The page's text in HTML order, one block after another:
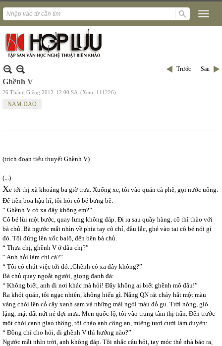
Trước Sau
Ghềnh V
26 Tháng Giêng 2012 12:00 SA (Xem: 111226)
NAM DAO
(trích đoạn tiểu thuyết Ghềnh V)
(...)
Xe tới thị xã khoảng ba giờ trưa. Xuống xe, tôi vào quán cà phê, gọi nước uống.
Để tiền boa hậu hĩ, tôi hỏi cô bé bưng bê:
“ Ghềnh V có xa đây không em?”
Cô bé lùi một bước, quay lưng không đáp. Đi ra sau quầy hàng, cô thì thào với
bà chủ. Bà ngước mắt nhìn về phía tay cô chỉ, đầu lắc, ghé vào tai cô bé nói gì
đó. Tôi đứng lên xốc balô, đến bên bà chủ.
“ Thưa chị, ghềnh V ở đâu chị?”
“ Anh hỏi làm chi cà?”
“ Tôi có chút việc tới đó...Ghềnh có xa đây không?”
Bà chủ quay ngoắt người, giọng đanh đá:
“ Không biết, anh đi nơi khác mà hỏi! Đây không ai biết ghềnh mô đâu!”
Ra khỏi quán, tôi ngạc nhiên, không hiểu gì. Nắng QN rát cháy hắt một màu
vàng chói lên cỏ cây xanh sạm và những mái ngói màu đỏ gụ. Trời nóng, gió
lặng, mặt đất nứt nẻ đợi mưa. Men quốc lộ, tôi vào trung tâm thị trấn. Đến trước
một chòi canh giao thông, tôi chào anh công an, miệng tươi cười làm duyên:
“ Đồng chí cho hỏi, đi ghềnh V thì hướng nào?”
Ngước mắt nhìn trời, anh không đáp. Tôi nhắc câu hỏi, tay móc thẻ nhà báo ra,